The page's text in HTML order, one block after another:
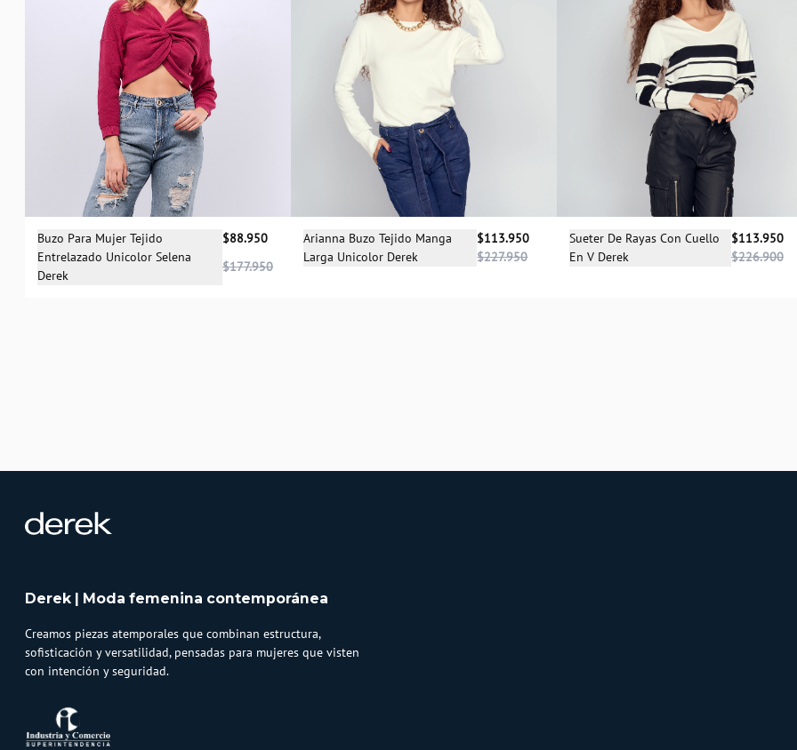
Selecciona una talla
XS L
Buzo Para Mujer Tejido
Entrelazado Unicolor Selena
Derek
$88.950
$177.950
Selecciona una talla
XS M
Arianna Buzo Tejido Manga
Larga Unicolor Derek
$113.950
$227.950
Selecciona una talla
Sueter De Rayas Con Cuello
En V Derek
$113.950
$226.900
Derek | Moda femenina contemporánea
Creamos piezas atemporales que combinan estructura,
sofisticación y versatilidad, pensadas para mujeres que visten
con intención y seguridad.